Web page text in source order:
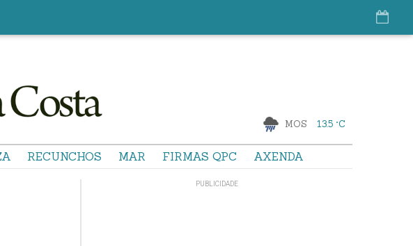
MOS 13.5 °C
RECUNCHOS MAR FIRMAS QPC AXENDA